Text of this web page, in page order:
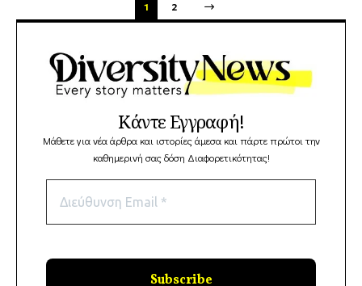
1 2
Κάντε Εγγραφή!
Μάθετε για νέα άρθρα και ιστορίες άμεσα και πάρτε πρώτοι την
καθημερινή σας δόση Διαφορετικότητας!